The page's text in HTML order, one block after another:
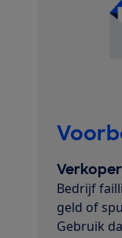
Bedrijf
geld of
Gebruik